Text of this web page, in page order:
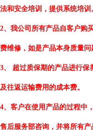
法和安全培训，提供系统培训
2、我公司所有产品自客户购
费维修，如是产品本身质量问
3、 超过质保期的产品进行保
及往返运输费用的成本费。
4、客户在使用产品的过程中
售后服务部咨询，并将所有